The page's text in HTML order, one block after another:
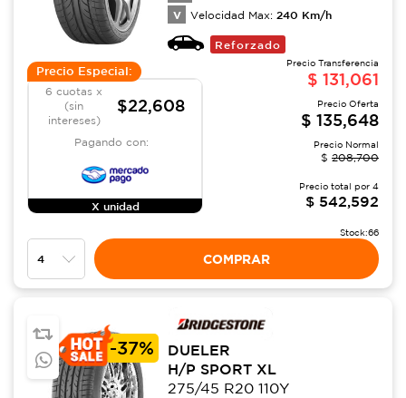
V
Velocidad Max: 240 Km/h
Reforzado
Precio Especial:
6 cuotas x
(sin
intereses)
$22,608
Pagando con:
X unidad
Precio Transferencia
$ 131,061
Precio Oferta
$ 135,648
Precio Normal
$ 208,700
Precio total por 4
$ 542,592
Stock:66
COMPRAR
-37%
DUELER
H/P SPORT XL
275/45 R20 110Y